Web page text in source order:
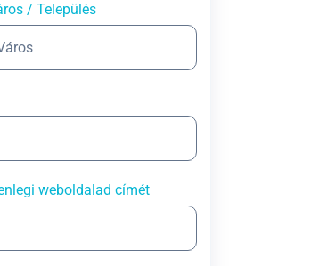
/ Település
weboldalad címét